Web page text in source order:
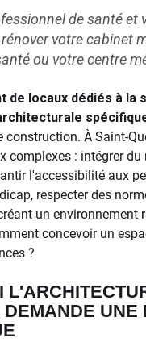
de santé et
votre cabinet
ou votre centre
de locaux dédiés à la
construction. À Saint-
complexes : intégrer
l'accessibilité aux
respecter des
un environnement
concevoir un
?
UNE